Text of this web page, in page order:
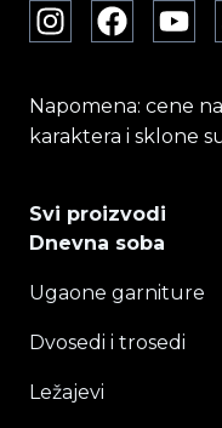
Napomena: cene
karaktera i sklone
Svi proizvodi
Dnevna soba
Ugaone garniture
Dvosedi i trosedi
Ležajevi